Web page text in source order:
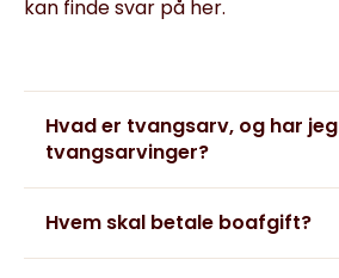
kan finde svar på her.
Hvad er tvangsarv, og har jeg
tvangsarvinger?
Hvem skal betale boafgift?